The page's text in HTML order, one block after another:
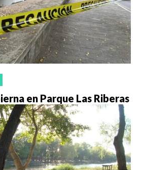
en Parque Las Riberas